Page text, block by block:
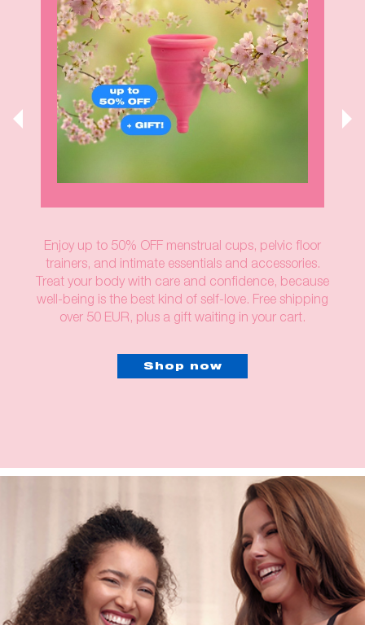
Enjoy up to 50% OFF menstrual cups, pelvic floor
trainers, and intimate essentials and accessories.
Treat your body with care and confidence, because
well-being is the best kind of self-love. Free shipping
over 50 EUR, plus a gift waiting in your cart.
Shop now